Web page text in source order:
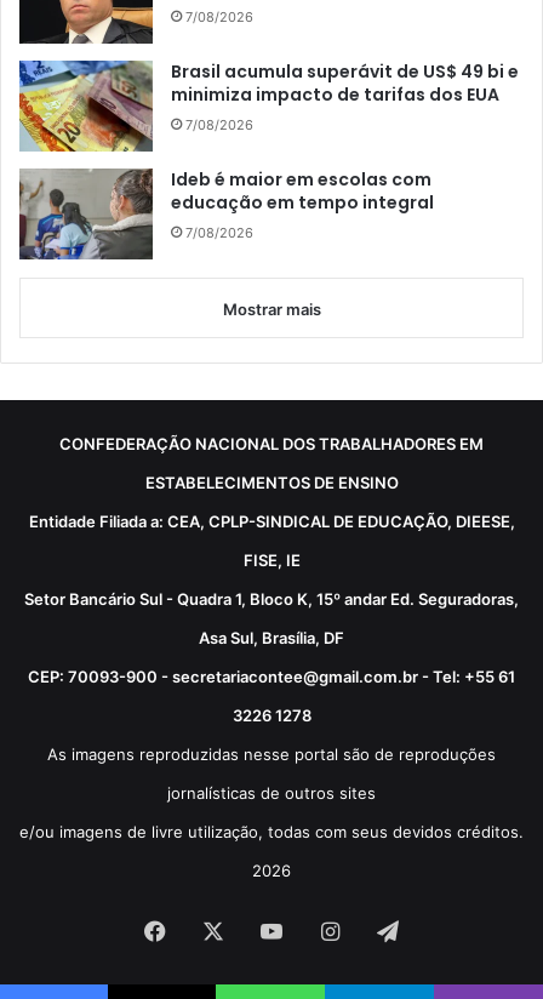
7/08/2026
Brasil acumula superávit de US$ 49 bi e
minimiza impacto de tarifas dos EUA
7/08/2026
Ideb é maior em escolas com
educação em tempo integral
7/08/2026
Mostrar mais
CONFEDERAÇÃO NACIONAL DOS TRABALHADORES EM
ESTABELECIMENTOS DE ENSINO
Entidade Filiada a: CEA, CPLP-SINDICAL DE EDUCAÇÃO, DIEESE,
FISE, IE
Setor Bancário Sul - Quadra 1, Bloco K, 15º andar Ed. Seguradoras,
Asa Sul, Brasília, DF
CEP: 70093-900 - secretariacontee@gmail.com.br - Tel: +55 61
3226 1278
As imagens reproduzidas nesse portal são de reproduções
jornalísticas de outros sites
e/ou imagens de livre utilização, todas com seus devidos créditos.
2026
Facebook YouTubeInstagram